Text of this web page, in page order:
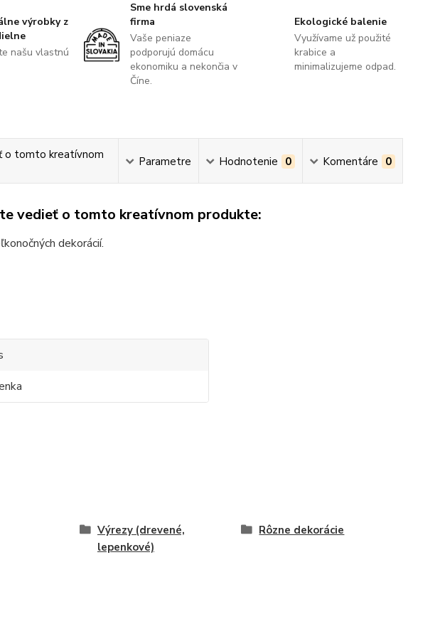
výrobky z
našu vlastnú
Sme hrdá slovenská
firma
Vaše peniaze
podporujú domácu
ekonomiku a nekončia v
Číne.
Ekologické balenie
Využívame už použité
krabice a
minimalizujeme odpad.
o tomto kreatívnom
Parametre Hodnotenie 0 Komentáre 0
vedieť o tomto kreatívnom produkte:
dekorácií.
Výrezy (drevené,
lepenkové)
Rôzne dekorácie